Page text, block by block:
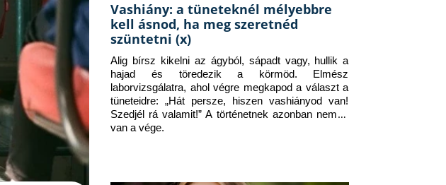
Vashiány: a tüneteknél mélyebbre
kell ásnod, ha meg szeretnéd
szüntetni (x)
Alig bírsz kikelni az ágyból, sápadt vagy, hullik a
hajad és töredezik a körmöd. Elmész
laborvizsgálatra, ahol végre megkapod a választ a
tüneteidre: „Hát persze, hiszen vashiányod van!
Szedjél rá valamit!” A történetnek azonban nem itt
van a vége.